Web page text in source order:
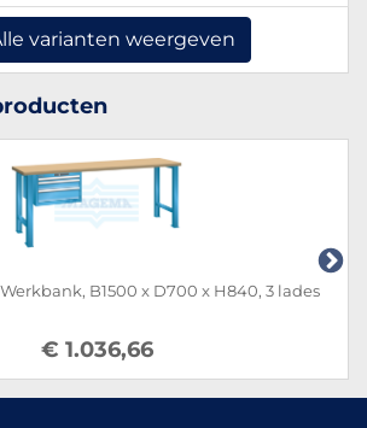
varianten weergeven
B1500 x D700 x H840, 3 lades
€ 1.036,66